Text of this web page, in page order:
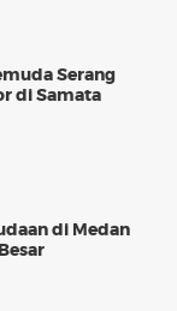
Serang
di Samata
di Medan